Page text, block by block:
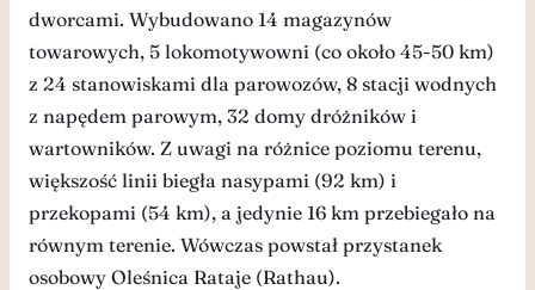
dworcami. Wybudowano 14 magazynów
towarowych, 5 lokomotywowni (co około 45-50 km)
z 24 stanowiskami dla parowozów, 8 stacji wodnych
z napędem parowym, 32 domy dróżników i
wartowników. Z uwagi na różnice poziomu terenu,
większość linii biegła nasypami (92 km) i
przekopami (54 km), a jedynie 16 km przebiegało na
równym terenie. Wówczas powstał przystanek
osobowy Oleśnica Rataje (Rathau).